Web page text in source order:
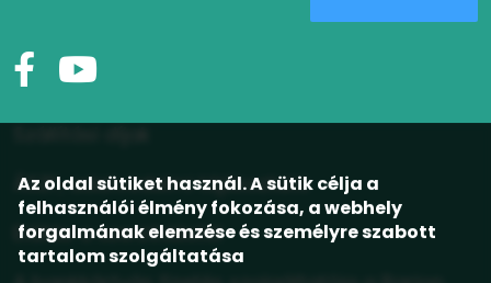
ÁSZF, adatvédelmi tájékoztató
Elállás a szerződéstől
Az oldal sütiket használ. A sütik célja a
felhasználói élmény fokozása, a webhely
forgalmának elemzése és személyre szabott
tartalom szolgáltatása